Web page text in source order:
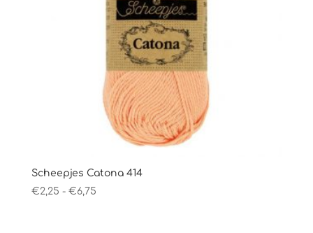
Scheepjes Catona 414
€2,25 - €6,75Prijsklasse: